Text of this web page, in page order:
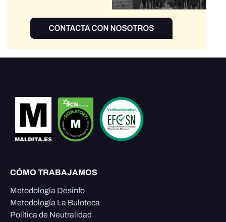
CÓMO TRABAJAMOS
Metodología Desinfo
Metodología La Buloteca
Política de Neutralidad